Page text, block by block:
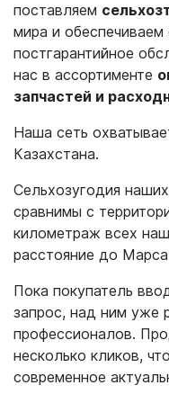
поставляем
мира и обеспечиваем
постгарантийное
нас в ассортименте
запчастей и
Наша сеть
Казахстана.
Сельхозугодия
сравнимы с
километраж всех
расстояние до
Пока покупатель
запрос, над ним уже
профессионалов.
несколько кликов,
современное